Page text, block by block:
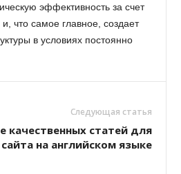
эффективность за счет
что самое главное, создает
в условиях постоянно
Следующая статья
качественных статей для
сайта на английском языке